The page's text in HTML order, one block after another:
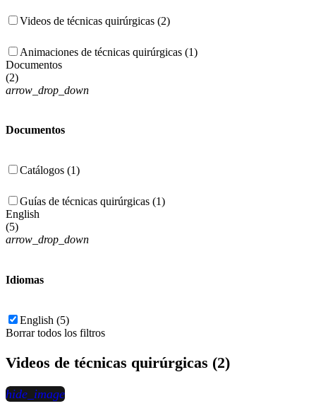
Videos de técnicas quirúrgicas (2)
Animaciones de técnicas quirúrgicas (1)
Documentos
(2)
arrow_drop_down
Documentos
Catálogos (1)
Guías de técnicas quirúrgicas (1)
English
(5)
arrow_drop_down
Idiomas
English (5)
Borrar todos los filtros
Videos de técnicas quirúrgicas (2)
hide_image